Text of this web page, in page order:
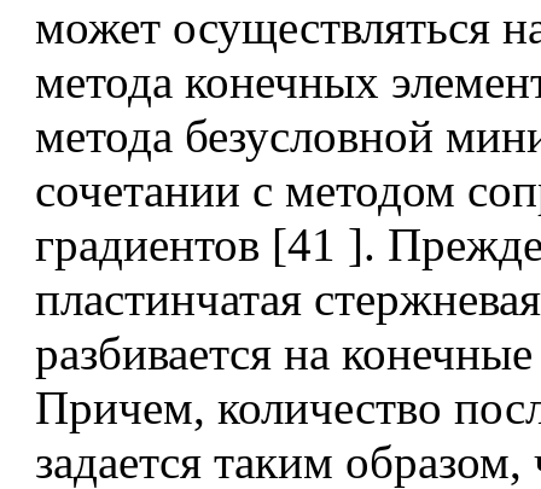
может осуществляться
метода конечных
метода безусловной
сочетании с методом
градиентов [41 ].
пластинчатая
разбивается на
Причем, количество
задается таким